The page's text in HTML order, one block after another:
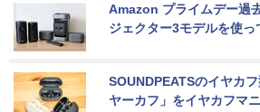
Amazon プライムデー過
ジェクター3モデルを使っ
SOUNDPEATSのイヤカ
ヤーカフ」をイヤカフマ